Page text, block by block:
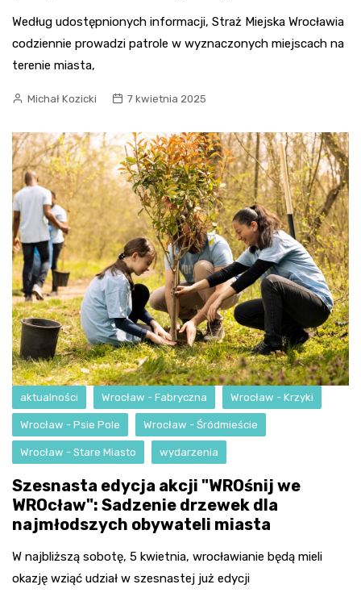
Według udostępnionych informacji, Straż Miejska Wrocławia
codziennie prowadzi patrole w wyznaczonych miejscach na
terenie miasta,
Michał Kozicki 7 kwietnia 2025
aktualności Wrocław - Fabryczna Wrocław - Krzyki
Wrocław - Psie Pole Wrocław - Śródmieście
Wrocław - Stare Miasto wydarzenia
Szesnasta edycja akcji "WROśnij we
WROcław": Sadzenie drzewek dla
najmłodszych obywateli miasta
W najbliższą sobotę, 5 kwietnia, wrocławianie będą mieli
okazję wziąć udział w szesnastej już edycji